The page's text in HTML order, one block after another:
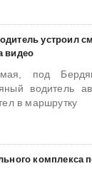
устроил
видео
под
водитель
в маршрутку
комплекса